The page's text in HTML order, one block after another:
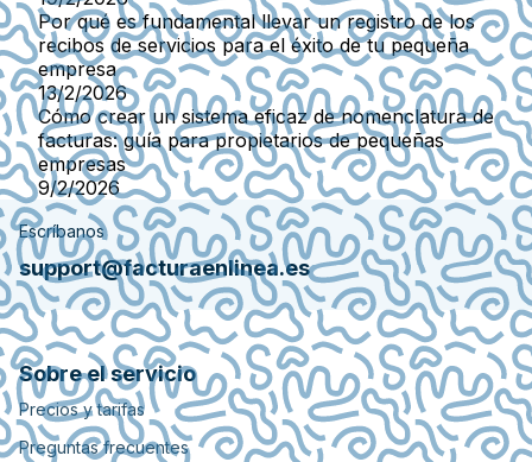
Por qué es fundamental llevar un registro de los
recibos de servicios para el éxito de tu pequeña
empresa
13/2/2026
Cómo crear un sistema eficaz de nomenclatura de
facturas: guía para propietarios de pequeñas
empresas
9/2/2026
Escríbanos
support@facturaenlinea.es
Sobre el servicio
Precios y tarifas
Preguntas frecuentes